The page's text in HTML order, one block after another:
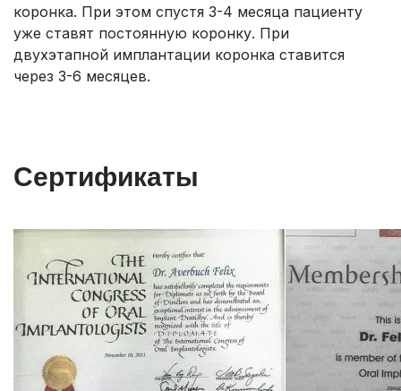
коронка. При этом спустя 3-4 месяца пациенту
уже ставят постоянную коронку. При
двухэтапной имплантации коронка ставится
через 3-6 месяцев.
Сертификаты